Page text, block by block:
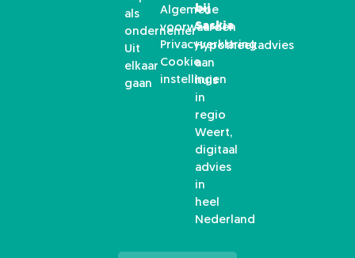
als
ondernemer
Uit
elkaar
gaan
Algemene
voorwaarden
Privacyverklaring
Cookie
instellingen
bij
Saskia
Hypotheekadvies
aan
huis
in
regio
Weert,
digitaal
advies
in
heel
Nederland